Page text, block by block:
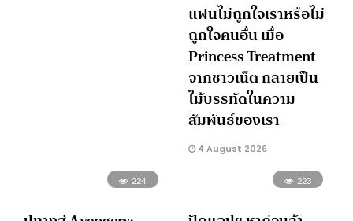
แฟนไม่ถูกใจเราหรือไม่
ถูกใจคนอื่น เมื่อ
Princess Treatment
จากชาวเน็ต กลายเป็น
ไม้บรรทัดในความ
สัมพันธ์ของเรา
4 August 2026
224 223